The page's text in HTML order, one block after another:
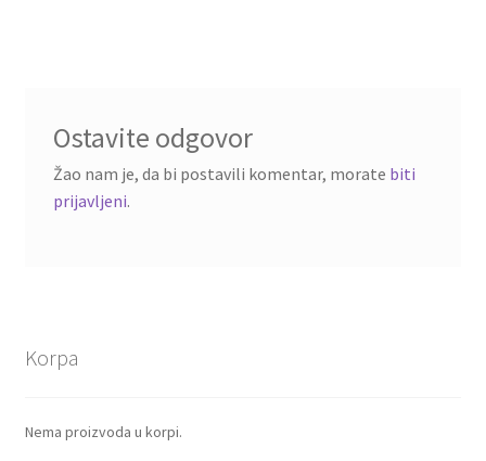
Ostavite odgovor
Žao nam je, da bi postavili komentar, morate biti
prijavljeni.
Korpa
Nema proizvoda u korpi.